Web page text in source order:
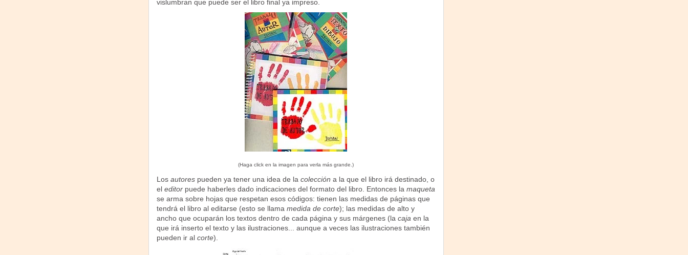
vislumbran que puede ser el libro final ya impreso.
(Haga click en la imagen para verla más grande.)
Los autorespueden ya tener una idea de la colección a la que el libro irá destinado, o
el editorpuede haberles dado indicaciones del formato del libro. Entonces la maqueta
se arma sobre hojas que respetan esos códigos: tienen las medidas de páginas que
tendrá el libro al editarse (esto se llama medida de corte); las medidas de alto y
ancho que ocuparán los textos dentro de cada página y sus márgenes (la caja en la
que irá inserto el texto y las ilustraciones... aunque a veces las ilustraciones también
pueden ir al corte).